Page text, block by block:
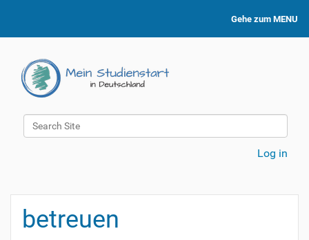
Gehe zum MENU
Search Site
Log in
betreuen